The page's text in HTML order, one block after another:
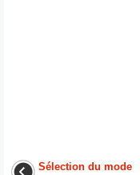
Sélection du mode